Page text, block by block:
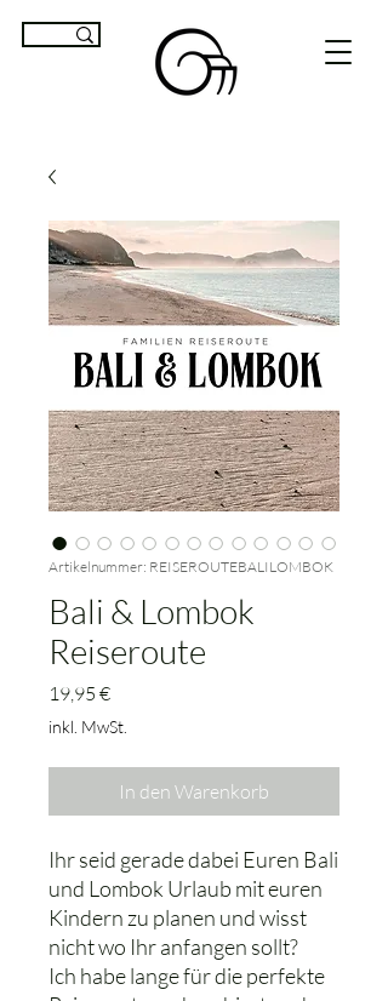
Artikelnummer: REISEROUTEBALILOMBOK
Bali & Lombok
Reiseroute
19,95 €Preis
inkl. MwSt.
In den Warenkorb
Ihr seid gerade dabei Euren Bali
und Lombok Urlaub mit euren
Kindern zu planen und wisst
nicht wo Ihr anfangen sollt?
Ich habe lange für die perfekte